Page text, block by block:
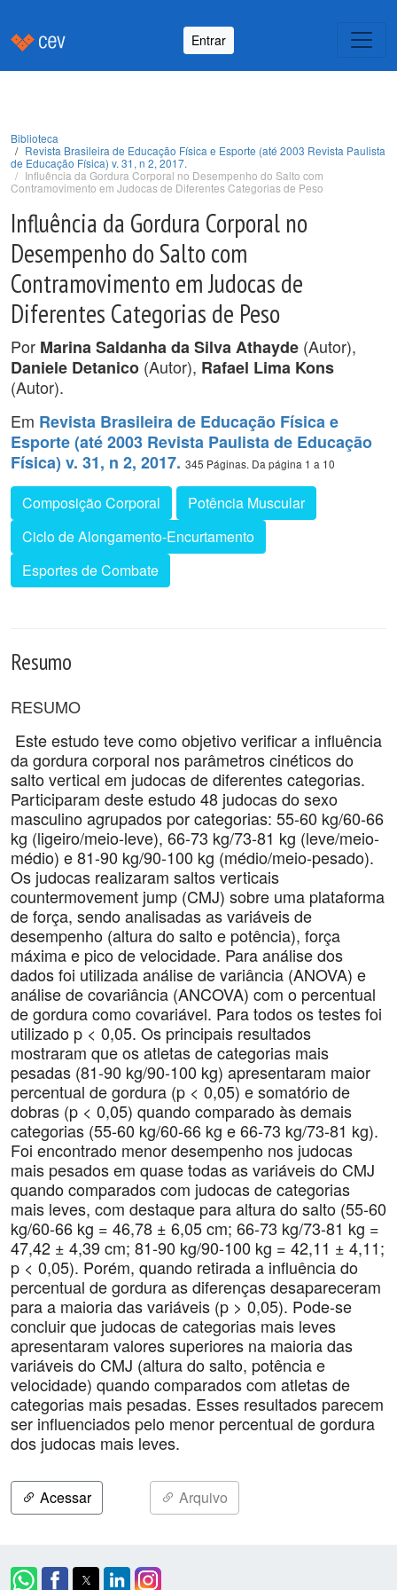
Entrar
Biblioteca
Revista Brasileira de Educação Física e Esporte (até 2003 Revista Paulista
de Educação Física) v. 31, n 2, 2017.
Influência da Gordura Corporal no Desempenho do Salto com
Contramovimento em Judocas de Diferentes Categorias de Peso
Influência da Gordura Corporal no
Desempenho do Salto com
Contramovimento em Judocas de
Diferentes Categorias de Peso
Por Marina Saldanha da Silva Athayde (Autor),
Daniele Detanico (Autor), Rafael Lima Kons
(Autor).
Em Revista Brasileira de Educação Física e
Esporte (até 2003 Revista Paulista de Educação
Física) v. 31, n 2, 2017. 345 Páginas. Da página 1 a 10
Composição Corporal
Potência Muscular
Ciclo de Alongamento-Encurtamento
Esportes de Combate
Resumo
RESUMO
Este estudo teve como objetivo verificar a influência
da gordura corporal nos parâmetros cinéticos do
salto vertical em judocas de diferentes categorias.
Participaram deste estudo 48 judocas do sexo
masculino agrupados por categorias: 55-60 kg/60-66
kg (ligeiro/meio-leve), 66-73 kg/73-81 kg (leve/meio-
médio) e 81-90 kg/90-100 kg (médio/meio-pesado).
Os judocas realizaram saltos verticais
countermovement jump (CMJ) sobre uma plataforma
de força, sendo analisadas as variáveis de
desempenho (altura do salto e potência), força
máxima e pico de velocidade. Para análise dos
dados foi utilizada análise de variância (ANOVA) e
análise de covariância (ANCOVA) com o percentual
de gordura como covariável. Para todos os testes foi
utilizado p < 0,05. Os principais resultados
mostraram que os atletas de categorias mais
pesadas (81-90 kg/90-100 kg) apresentaram maior
percentual de gordura (p < 0,05) e somatório de
dobras (p < 0,05) quando comparado às demais
categorias (55-60 kg/60-66 kg e 66-73 kg/73-81 kg).
Foi encontrado menor desempenho nos judocas
mais pesados em quase todas as variáveis do CMJ
quando comparados com judocas de categorias
mais leves, com destaque para altura do salto (55-60
kg/60-66 kg = 46,78 ± 6,05 cm; 66-73 kg/73-81 kg =
47,42 ± 4,39 cm; 81-90 kg/90-100 kg = 42,11 ± 4,11;
p < 0,05). Porém, quando retirada a influência do
percentual de gordura as diferenças desapareceram
para a maioria das variáveis (p > 0,05). Pode-se
concluir que judocas de categorias mais leves
apresentaram valores superiores na maioria das
variáveis do CMJ (altura do salto, potência e
velocidade) quando comparados com atletas de
categorias mais pesadas. Esses resultados parecem
ser influenciados pelo menor percentual de gordura
dos judocas mais leves.
Acessar Arquivo